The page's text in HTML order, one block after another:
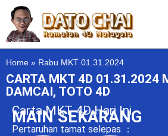
Home » Rabu MKT 01.31.2024
CARTA MKT 4D 01.31.2024
DAMCAI, TOTO 4D
Carta MKT 4D Hari Ini
MAIN SEKARANG
Pertaruhan tamat selepas ：